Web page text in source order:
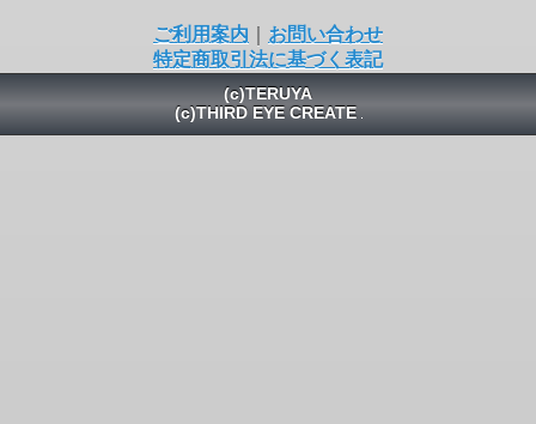
ご利用案内
お問い合わせ
特定商取引法に基づく表記
(c)TERUYA
(c)THIRD EYE CREATE